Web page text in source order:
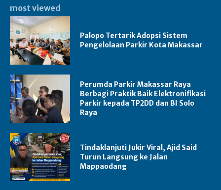
most viewed
Palopo Tertarik Adopsi Sistem
Pengelolaan Parkir Kota Makassar
Perumda Parkir Makassar Raya
Berbagi Praktik Baik Elektronifikasi
Parkir kepada TP2DD dan BI Solo
Raya
Tindaklanjuti Jukir Viral, Ajid Said
Turun Langsung ke Jalan
Mappaodang